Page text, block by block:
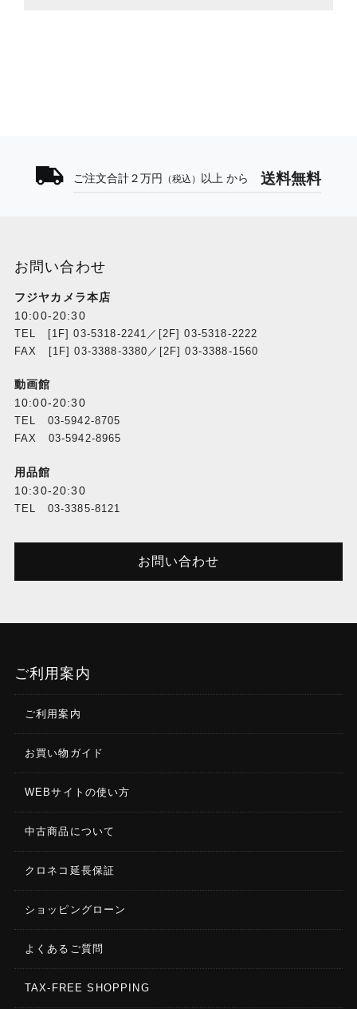
ご注文合計２万円 （税込） 以上 から 送料無料
お問い合わせ
フジヤカメラ本店
10:00-20:30
TEL [1F] 03-5318-2241／[2F] 03-5318-2222
FAX [1F] 03-3388-3380／[2F] 03-3388-1560
動画館
10:00-20:30
TEL 03-5942-8705
FAX 03-5942-8965
用品館
10:30-20:30
TEL 03-3385-8121
お問い合わせ
ご利用案内
ご利用案内
お買い物ガイド
WEBサイトの使い方
中古商品について
クロネコ延長保証
ショッピングローン
よくあるご質問
TAX-FREE SHOPPING